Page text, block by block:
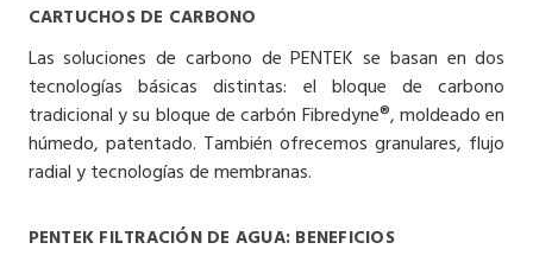
CARTUCHOS DE CARBONO
Las soluciones de carbono de PENTEK se basan en dos
tecnologías básicas distintas: el bloque de carbono
tradicional y su bloque de carbón Fibredyne®, moldeado en
húmedo, patentado. También ofrecemos granulares, flujo
radial y tecnologías de membranas.
PENTEK FILTRACIÓN DE AGUA: BENEFICIOS